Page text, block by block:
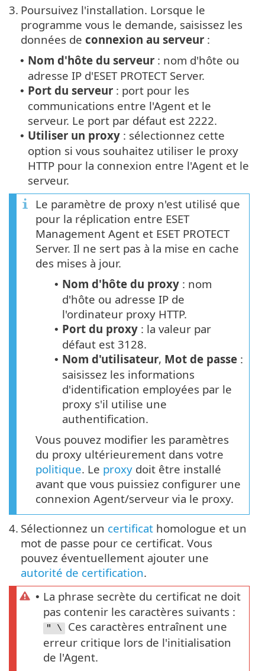
3. Poursuivez l'installation. Lorsque le
programme vous le demande, saisissez les
données de connexion au serveur :
• Nom d'hôte du serveur : nom d'hôte ou
adresse IP d'ESET PROTECT Server.
• Port du serveur : port pour les
communications entre l'Agent et le
serveur. Le port par défaut est 2222.
• Utiliser un proxy : sélectionnez cette
option si vous souhaitez utiliser le proxy
HTTP pour la connexion entre l'Agent et le
serveur.
Le paramètre de proxy n'est utilisé que
pour la réplication entre ESET
Management Agent et ESET PROTECT
Server. Il ne sert pas à la mise en cache
des mises à jour.
• Nom d'hôte du proxy : nom
d'hôte ou adresse IP de
l'ordinateur proxy HTTP.
• Port du proxy : la valeur par
défaut est 3128.
• Nom d'utilisateur, Mot de passe :
saisissez les informations
d'identification employées par le
proxy s'il utilise une
authentification.
Vous pouvez modifier les paramètres
du proxy ultérieurement dans votre
politique. Le proxy doit être installé
avant que vous puissiez configurer une
connexion Agent/serveur via le proxy.
4. Sélectionnez un certificat homologue et un
mot de passe pour ce certificat. Vous
pouvez éventuellement ajouter une
autorité de certification.
• La phrase secrète du certificat ne doit
pas contenir les caractères suivants :
" \
Ces caractères entraînent une
erreur critique lors de l'initialisation
de l'Agent.